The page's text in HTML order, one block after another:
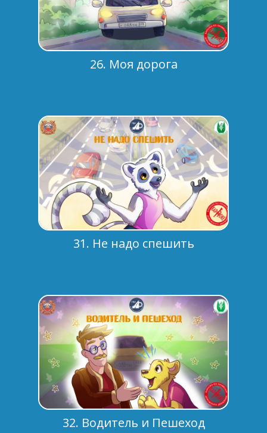
26. Моя дорога
31. Не надо спешить
32. Водитель и Пешеход